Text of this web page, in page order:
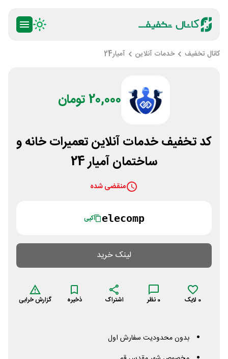
کانال تخفیف خدمات آنلاین آمیار24
20,000 تومان
کد تخفیف خدمات آنلاین تعمیرات خانه و
ساختمان آمیار 24
منقضی شده
elecomp کپی
لینک خرید
0 لایک 0 نظر اشتراک ذخیره گزارش خرابی
بدون محدودیت سفارش اول